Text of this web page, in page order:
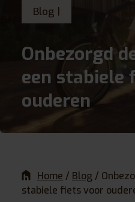
Blog |
Onbezorgd
een stabiele
ouderen
Home / Blog /
stabiele fiets voor